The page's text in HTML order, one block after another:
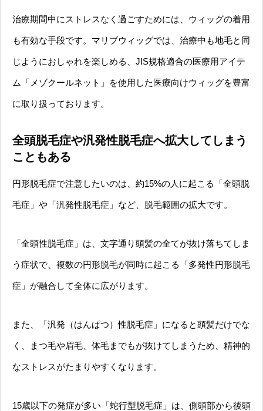
治療期間中にストレスなく過ごすためには、ウィッグの着用
も有効な手段です。マリブウィッグでは、治療中も地毛と同
じようにおしゃれを楽しめる、JIS規格適合の医療用アイテ
ム「メゾクールネット」を使用した医療向けウィッグを豊富
に取り扱っております。
全頭脱毛症や汎発性脱毛症へ拡大してしまう
こともある
円形脱毛症で注意したいのは、約15%の人に起こる「全頭脱
毛症」や「汎発性脱毛症」など、脱毛範囲の拡大です。
「全頭性脱毛症」は、文字通り頭髪の全てが抜け落ちてしま
う症状で、複数の円形脱毛が同時に起こる「多発性円形脱毛
症」が融合して全体に広がります。
また、「汎発（はんぱつ）性脱毛症」になると頭髪だけでな
く、まつ毛や眉毛、体毛までもが抜けてしまうため、精神的
なストレスがたまりやすくなります。
15歳以下の発症が多い「蛇行型脱毛症」は、側頭部から後頭